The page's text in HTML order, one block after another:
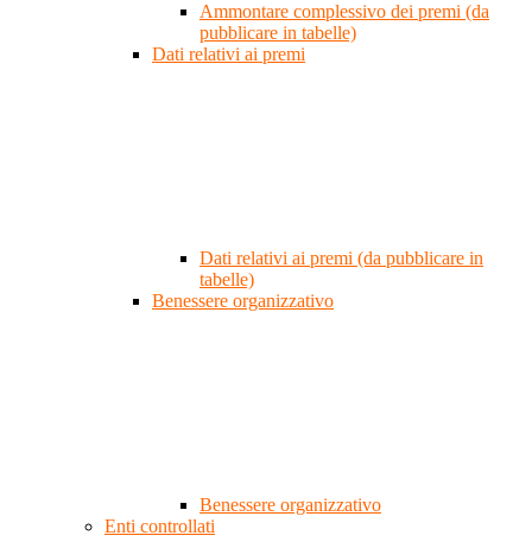
Ammontare complessivo dei premi (da
pubblicare in tabelle)
Dati relativi ai premi
Dati relativi ai premi (da pubblicare in
tabelle)
Benessere organizzativo
Benessere organizzativo
Enti controllati